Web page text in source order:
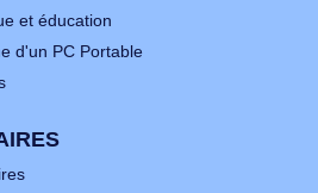
et éducation
d'un PC Portable